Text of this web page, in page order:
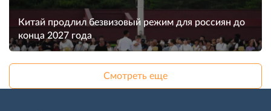
Китай продлил безвизовый режим для россиян до
конца 2027 года
Смотреть еще